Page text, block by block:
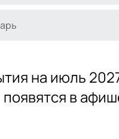
на июль
появятся в